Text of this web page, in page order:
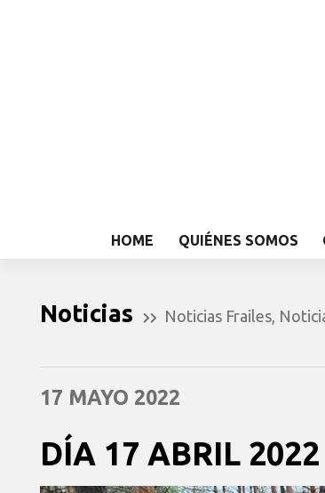
HOME QUIÉNES SOMOS
Noticias Noticias Frailes
17 MAYO 2022
DÍA 17 ABRIL